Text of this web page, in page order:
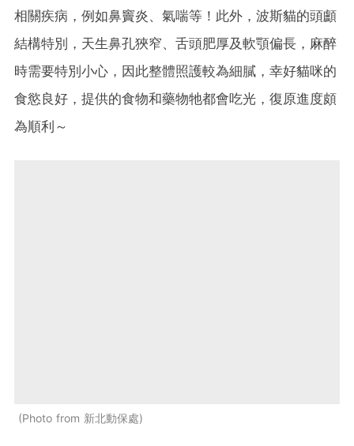
相關疾病，例如鼻竇炎、氣喘等！此外，波斯貓的頭顱
結構特別，天生鼻孔狹窄、舌頭肥厚及軟顎偏長，麻醉
時需要特別小心，因此整體照護較為細膩，幸好貓咪的
食慾良好，提供的食物和藥物牠都會吃光，復原進度頗
為順利～
Photo from 新北動保處